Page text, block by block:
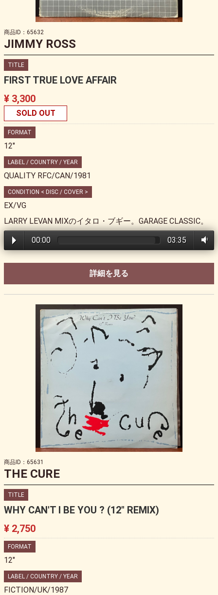
商品ID：65632
JIMMY ROSS
TITLE
FIRST TRUE LOVE AFFAIR
¥ 3,300
SOLD OUT
FORMAT
12"
LABEL / COUNTRY / YEAR
QUALITY RFC/CAN/1981
CONDITION < DISC / COVER >
EX/VG
LARRY LEVAN MIXのイタロ・ブギー。GARAGE CLASSIC。
00:00 03:35
詳細を見る
商品ID：65631
THE CURE
TITLE
WHY CAN'T I BE YOU ? (12" REMIX)
¥ 2,750
FORMAT
12"
LABEL / COUNTRY / YEAR
FICTION/UK/1987